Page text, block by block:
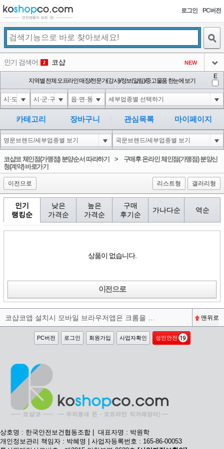
로그인 PC버전
인기 검색어 2 코샵 NEW
3 익스
아이콘
4 1-1; waitfor delay '0:0:15' --
아이콘
5 10"XOR(1*if(now()=sysdate(),sleep(15),0))XOR"Z
아이콘
1
6 1-1); waitfor delay '0:0:15' --
아이콘
1
1
아이콘
지역별 전체 오프라인 매장/전문가(강사)/정보(알림)/중고물품 한눈에 보기
E
카테고리 장바구니 관심목록 마이페이지
코샵코 체인점(가맹점) 분양순서 따라하기> 구매후 온라인 체인점(가맹점) 분양신
청(계약) 바로가기
이전으로 리스트형 갤러리형
인기
랭킹순
낮은
가격순
높은
가격순
구매
후기순
가나다순 역순
상품이 없습니다.
이전으로
맨위로
PC버전 로그인 회원가입 사업자확인 성인안전
상호명 : 한국안전보건협동조합 | 대표자명 : 박원학
개인정보관리 책임자 : 박혜영 | 사업자등록번호 : 165-86-00053